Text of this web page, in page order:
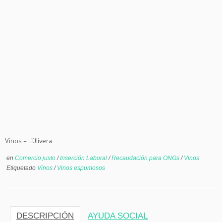
Vinos – L’Olivera
en Comercio justo/Inserción Laboral/Recaudación para ONGs/ Vinos
Etiquetado Vinos/ Vinos espumosos
DESCRIPCIÓN AYUDA SOCIAL